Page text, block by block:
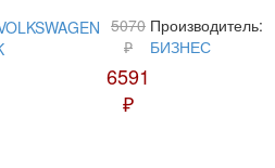
5070
₽
6591
₽
Производитель:
БИЗНЕС